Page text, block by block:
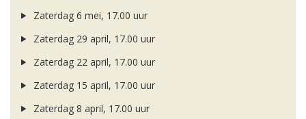
Zaterdag 6 mei, 17.00 uur
Zaterdag 29 april, 17.00 uur
Zaterdag 22 april, 17.00 uur
Zaterdag 15 april, 17.00 uur
Zaterdag 8 april, 17.00 uur